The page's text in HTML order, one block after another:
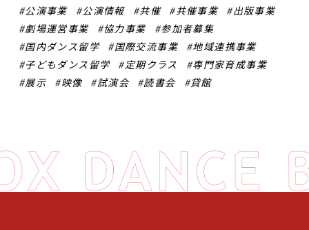
公演事業
公演情報 共催 共催事業
出版事業
劇場運営事業
協力事業
参加者募集
国内ダンス留学
国際交流事業
地域連携事業
子どもダンス留学
定期クラス
専門家育成事業
展示
映像 試演会 読書会 貸館